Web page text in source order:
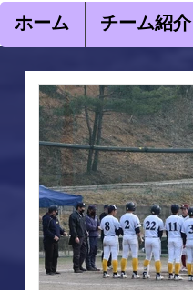
ホーム チーム紹介